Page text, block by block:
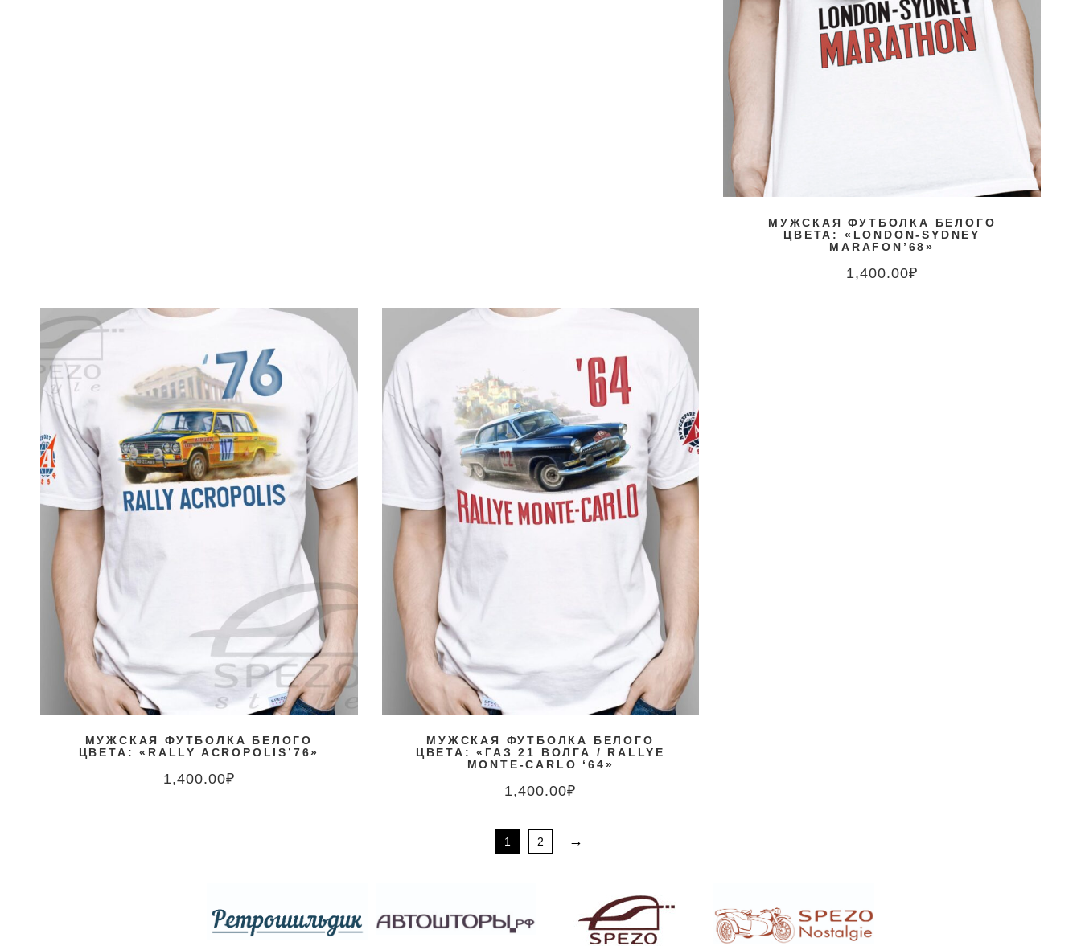
МУЖСКАЯ ФУТБОЛКА БЕЛОГО
ЦВЕТА: «LONDON-SYDNEY
MARAFON’68»
1,400.00₽
МУЖСКАЯ ФУТБОЛКА БЕЛОГО
ЦВЕТА: «RALLY ACROPOLIS’76»
1,400.00₽
МУЖСКАЯ ФУТБОЛКА БЕЛОГО
ЦВЕТА: «ГАЗ 21 ВОЛГА / RALLYE
MONTE-CARLO ‘64»
1,400.00₽
1 2 →